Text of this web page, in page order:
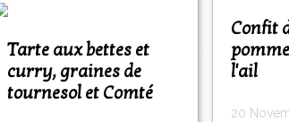
Confit de canard,
l'ail
20
Tarte aux bettes et
curry, graines de
tournesol et Comté